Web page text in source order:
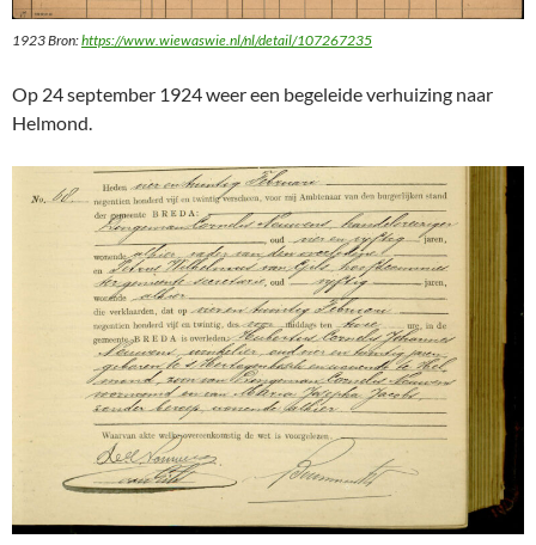
1923 Bron:https://www.wiewaswie.nl/nl/detail/107267235
Op 24 september 1924 weer een begeleide verhuizing naar
Helmond.